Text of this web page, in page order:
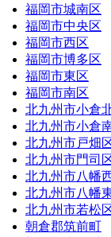
福岡市城南区
福岡市中央区
福岡市西区
福岡市博多区
福岡市東区
福岡市南区
北九州市小倉
北九州市小倉
北九州市戸畑
北九州市門司
北九州市八幡
北九州市八幡
北九州市若松
朝倉郡筑前町